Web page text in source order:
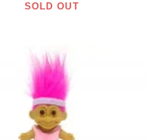
SOLD OUT